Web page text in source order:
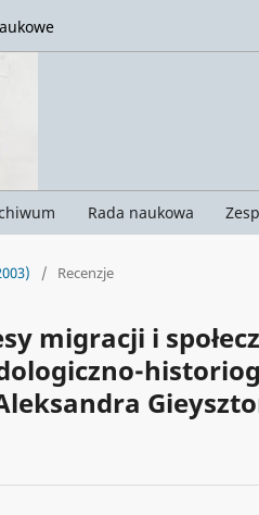
Rada naukowa
/ Recenzje
migracji i